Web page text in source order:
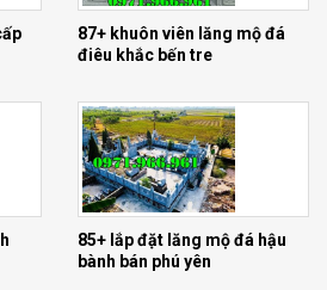
87+ khuôn viên lăng mộ đá
điêu khắc bến tre
85+ lắp đặt lăng mộ đá hậu
bành bán phú yên